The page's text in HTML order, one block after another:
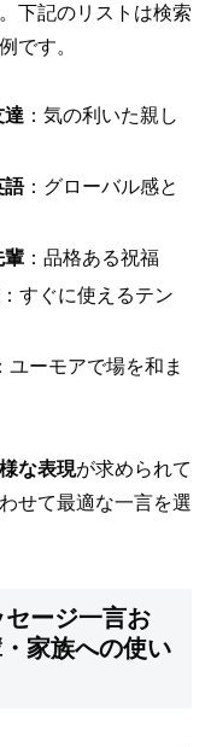
下記のリストは検索
です。
達 ：気の利いた親し
語：グローバル感と
輩 ：品格ある祝福
：すぐに使えるテン
：ユーモアで場を和ま
な表現が求められて
せて最適な一言を選
ージ一言お
家族への使い